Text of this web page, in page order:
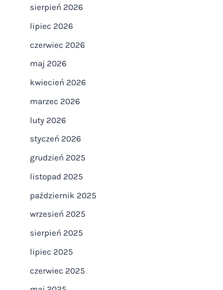
sierpień 2026
lipiec 2026
czerwiec 2026
maj 2026
kwiecień 2026
marzec 2026
luty 2026
styczeń 2026
grudzień 2025
listopad 2025
październik 2025
wrzesień 2025
sierpień 2025
lipiec 2025
czerwiec 2025